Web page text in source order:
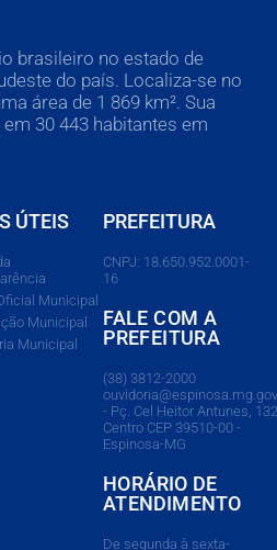
brasileiro no estado de
do país. Localiza-se no
área de 1 869 km². Sua
30 443 habitantes em
ÚTEIS
Municipal
Municipal
Municipal
PREFEITURA
CNPJ: 18.650.952.0001-
16
FALE COM A
PREFEITURA
(38) 3812-2000
- Pç. Cel Heitor Antunes,
Centro CEP 39510-00 -
Espinosa-MG
HORÁRIO DE
ATENDIMENTO
De segunda à sexta-